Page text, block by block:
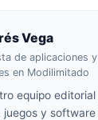
Vega
de aplicaciones
en Modilimitado
equipo
juegos y